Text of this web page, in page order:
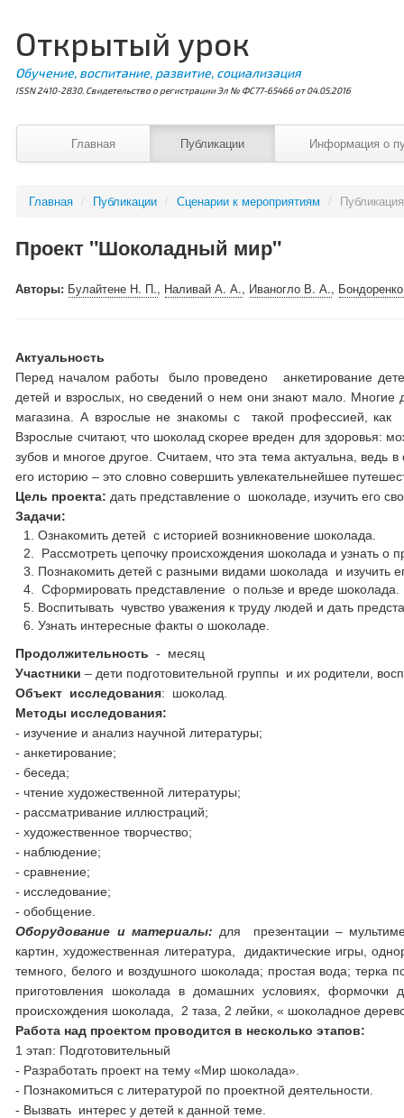
Открытый урок
Обучение, воспитание, развитие, социализация
ISSN 2410-2830. Свидетельство о регистрации Эл № ФС77-65466 от 04.05.2016
Главная Публикации Информация о
Главная / Публикации / Сценарии к мероприятиям /
Проект "Шоколадный мир"
Авторы: Булайтене Н. П., Наливай А. А., Иваногло В. А.,
Актуальность
Перед началом работы было проведено анкетирование
детей и взрослых, но сведений о нем они знают мало. Многие
магазина. А взрослые не знакомы с такой профессией,
Взрослые считают, что шоколад скорее вреден для здоровья:
зубов и многое другое. Считаем, что эта тема актуальна,
его историю – это словно совершить увлекательнейшее
Цель проекта: дать представление о шоколаде, изучить его
Задачи:
Ознакомить детей с историей возникновение шоколада.
Рассмотреть цепочку происхождения шоколада и узнать о
Познакомить детей с разными видами шоколада и изучить
Сформировать представление о пользе и вреде шоколада.
Воспитывать чувство уважения к труду людей и дать
Узнать интересные факты о шоколаде.
Продолжительность - месяц
Участники – дети подготовительной группы и их родители,
Объект исследования: шоколад.
Методы исследования:
- изучение и анализ научной литературы;
- анкетирование;
- беседа;
- чтение художественной литературы;
- рассматривание иллюстраций;
- художественное творчество;
- наблюдение;
- сравнение;
- исследование;
- обобщение.
Оборудование и материалы: для презентации –
картин, художественная литература, дидактические игры,
темного, белого и воздушного шоколада; простая вода; терка
приготовления шоколада в домашних условиях, формочки
происхождения шоколада, 2 таза, 2 лейки, « шоколадное
Работа над проектом проводится в несколько этапов:
1 этап: Подготовительный
- Разработать проект на тему «Мир шоколада».
- Познакомиться с литературой по проектной деятельности.
- Вызвать интерес у детей к данной теме.